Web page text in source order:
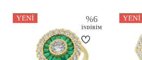
YENI %6
İNDIRIM
YENI